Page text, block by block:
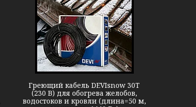
Греющий кабель DEVIsnow 30T
(230 В) для обогрева желобов,
водостоков и кровли (длина=50 м,